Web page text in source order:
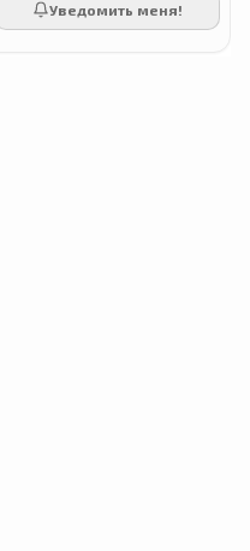
Уведомить меня!